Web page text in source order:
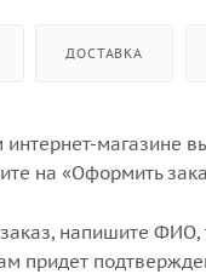
ДОСТАВКА
магазине
на «Оформить
напишите
придет